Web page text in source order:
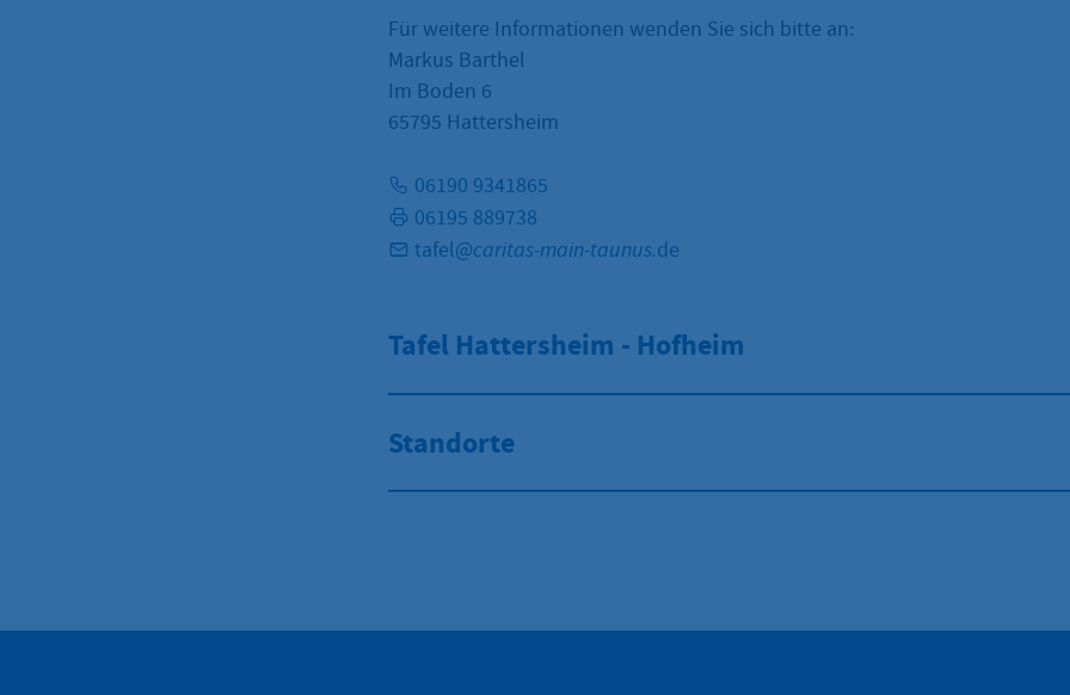
Für weitere Informationen wenden Sie sich bitte an:
Markus Barthel
Im Boden 6
65795 Hattersheim
06190 9341865
06195 889738
tafel@caritas-main-taunus.de
Tafel Hattersheim - Hofheim
Standorte